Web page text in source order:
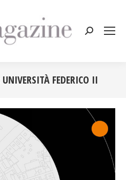
Cerca:
UNIVERSITÀ FEDERICO II